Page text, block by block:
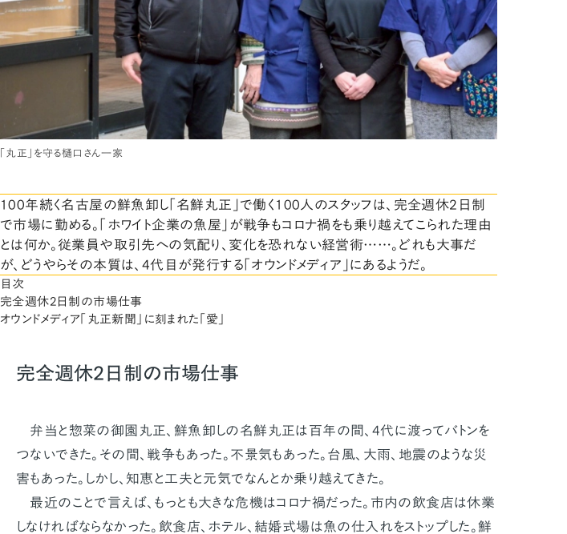
「丸正」を守る樋口さん一家
100年続く名古屋の鮮魚卸し「名鮮丸正」で働く100人のスタッフは、完全週休2日制
で市場に勤める。「ホワイト企業の魚屋」が戦争もコロナ禍をも乗り越えてこられた理由
とは何か。従業員や取引先への気配り、変化を恐れない経営術……。どれも大事だ
が、どうやらその本質は、4代目が発行する「オウンドメディア」にあるようだ。
目次
完全週休2日制の市場仕事
オウンドメディア「丸正新聞」に刻まれた「愛」
完全週休2日制の市場仕事
弁当と惣菜の御園丸正、鮮魚卸しの名鮮丸正は百年の間、4代に渡ってバトンを
つないできた。その間、戦争もあった。不景気もあった。台風、大雨、地震のような災
害もあった。しかし、知恵と工夫と元気でなんとか乗り越えてきた。
最近のことで言えば、もっとも大きな危機はコロナ禍だった。市内の飲食店は休業
しなければならなかった。飲食店、ホテル、結婚式場は魚の仕入れをストップした。鮮